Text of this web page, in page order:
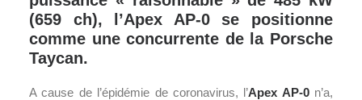
(659 ch), l’Apex AP-0 se positionne
comme une concurrente de la Porsche
Taycan.
A cause de l’épidémie de coronavirus, l’Apex AP-0n’a,